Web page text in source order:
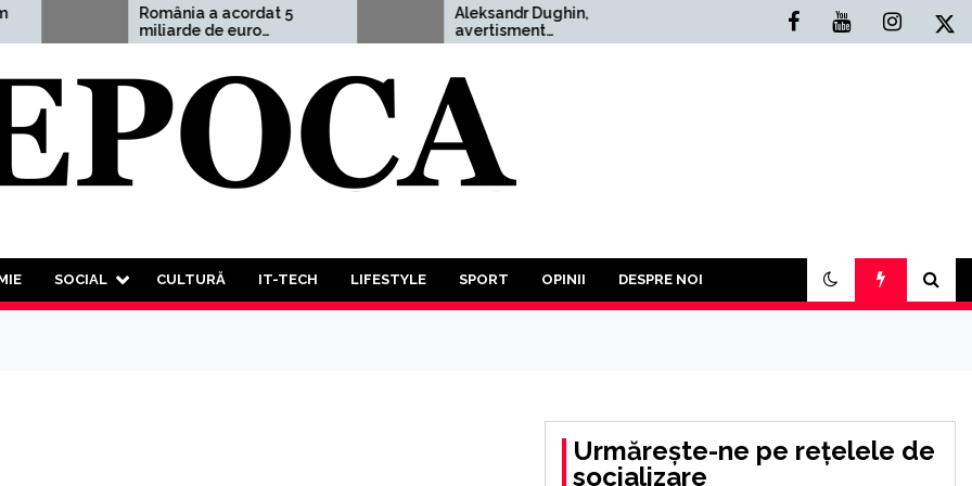
România a acordat 5
miliarde de euro
Ucrainei, adică 1,5% din
Aleksandr Dughin,
avertisment
cutremurător: ”Un Al
este mai mult decât
probabil. În acest an va
trebui să participăm la o
luptă a tuturor împotriva
tuturor”
Situația Politică Actuală
din România: O Analiză
Comprehensivă
SOCIAL CULTURĂ IT-TECH LIFESTYLE SPORT OPINII DESPRE NOI
Urmărește-ne pe rețelele de
socializare